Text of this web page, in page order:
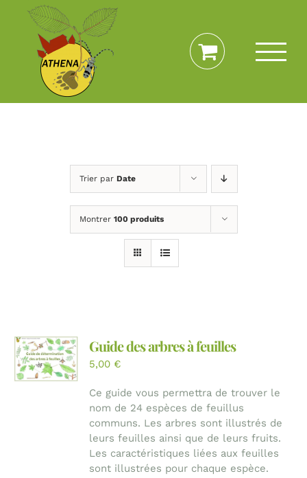
Passer
contenu
Trier par Date
Montrer 100 produits
Guide des arbres à feuilles
5,00 €
Ce guide vous permettra de trouver le
nom de 24 espèces de feuillus
communs. Les arbres sont illustrés de
leurs feuilles ainsi que de leurs fruits.
Les caractéristiques liées aux feuilles
sont illustrées pour chaque espèce.